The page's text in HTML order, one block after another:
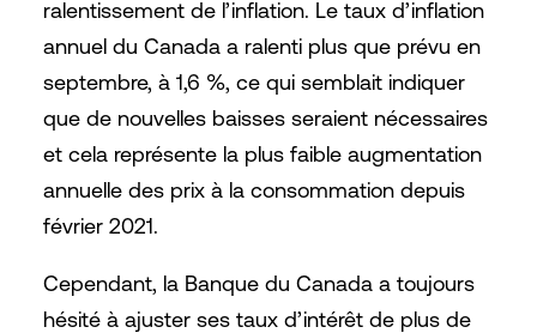
ralentissement de l’inflation. Le taux d’inflation
annuel du Canada a ralenti plus que prévu en
septembre, à 1,6 %, ce qui semblait indiquer
que de nouvelles baisses seraient nécessaires
et cela représente la plus faible augmentation
annuelle des prix à la consommation depuis
février 2021.
Cependant, la Banque du Canada a toujours
hésité à ajuster ses taux d’intérêt de plus de